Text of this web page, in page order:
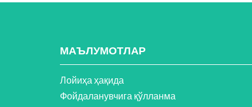
МАЪЛУМОТЛАР
Лойиҳа ҳақида
Фойдаланувчига қўлланма